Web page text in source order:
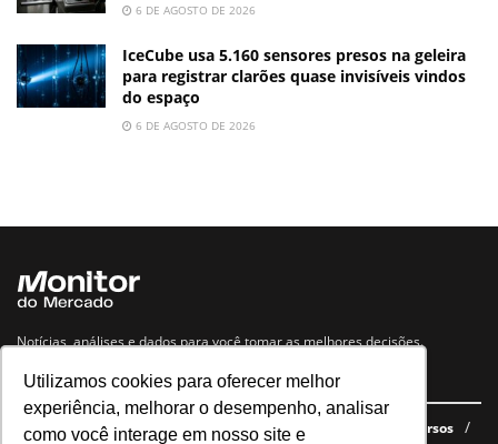
Utilizamos cookies para oferecer melhor
experiência, melhorar o desempenho, analisar
como você interage em nosso site e
6 DE AGOSTO DE 2026
IceCube usa 5.160 sensores presos na geleira
para registrar clarões quase invisíveis vindos
do espaço
6 DE AGOSTO DE 2026
Notícias, análises e dados para você tomar as melhores decisões.
Navegue no site
Últimas notícias Quem somos E-books gratuitos
Cursos